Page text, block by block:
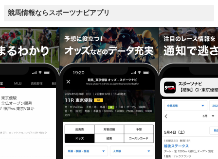
競馬情報ならスポーツナビアプリ